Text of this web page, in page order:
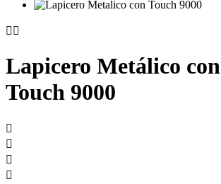
 
Lapicero Metálico
Touch 9000



